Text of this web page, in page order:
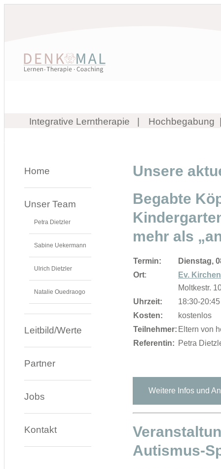
Integrative Lerntherapie Hochbegabung
Home
Unser Team
Petra Dietzler
Sabine Uekermann
Ulrich Dietzler
Natalie Ouedraogo
Leitbild/Werte
Partner
Jobs
Kontakt
Unsere
Begabte
mehr als
Termin:
Dienstag,
Ort:
Ev.
Moltkestr.
Uhrzeit:
18:30-
Kosten:
kostenlos
Teilnehmer: Eltern von
Referentin: Petra
Weitere Infos und
Autismus-